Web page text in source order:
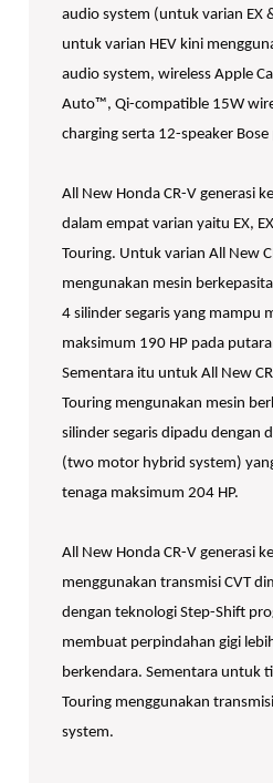
audio system (untuk varian EX
untuk varian HEV kini
audio system, wireless Apple
Auto™, Qi-compatible 15W
charging serta 12-speaker
All New Honda CR-V generasi
dalam empat varian yaitu EX,
Touring. Untuk varian All New
mengunakan mesin
4 silinder segaris yang mampu
maksimum 190 HP pada
Sementara itu untuk All New
Touring mengunakan mesin
silinder segaris dipadu dengan
(two motor hybrid system)
tenaga maksimum 204 HP.
All New Honda CR-V generasi
menggunakan transmisi CVT
dengan teknologi Step-Shift
membuat perpindahan gigi
berkendara. Sementara untuk
Touring menggunakan
system.